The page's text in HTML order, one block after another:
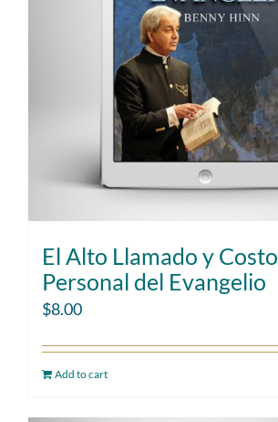
El Alto Llamado y Costo
Personal del Evangelio
$8.00
Add to cart